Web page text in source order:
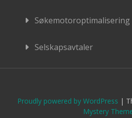
Søkemotoroptimalisering
Selskapsavtaler
Proudly powered by WordPress |
Mystery